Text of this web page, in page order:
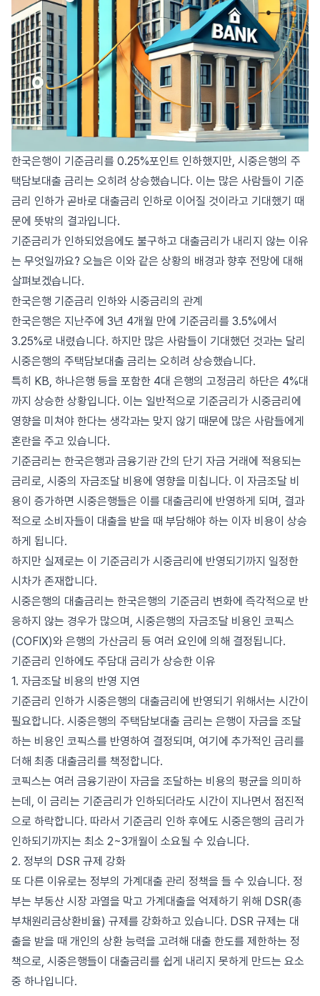
한국은행이 기준금리를 0.25%포인트 인하했지만, 시중은행의 주
택담보대출 금리는 오히려 상승했습니다. 이는 많은 사람들이 기준
금리 인하가 곧바로 대출금리 인하로 이어질 것이라고 기대했기 때
문에 뜻밖의 결과입니다.
기준금리가 인하되었음에도 불구하고 대출금리가 내리지 않는 이유
는 무엇일까요? 오늘은 이와 같은 상황의 배경과 향후 전망에 대해
살펴보겠습니다.
한국은행 기준금리 인하와 시중금리의 관계
한국은행은 지난주에 3년 4개월 만에 기준금리를 3.5%에서
3.25%로 내렸습니다. 하지만 많은 사람들이 기대했던 것과는 달리
시중은행의 주택담보대출 금리는 오히려 상승했습니다.
특히 KB, 하나은행 등을 포함한 4대 은행의 고정금리 하단은 4%대
까지 상승한 상황입니다. 이는 일반적으로 기준금리가 시중금리에
영향을 미쳐야 한다는 생각과는 맞지 않기 때문에 많은 사람들에게
혼란을 주고 있습니다.
기준금리는 한국은행과 금융기관 간의 단기 자금 거래에 적용되는
금리로, 시중의 자금조달 비용에 영향을 미칩니다. 이 자금조달 비
용이 증가하면 시중은행들은 이를 대출금리에 반영하게 되며, 결과
적으로 소비자들이 대출을 받을 때 부담해야 하는 이자 비용이 상승
하게 됩니다.
하지만 실제로는 이 기준금리가 시중금리에 반영되기까지 일정한
시차가 존재합니다.
시중은행의 대출금리는 한국은행의 기준금리 변화에 즉각적으로 반
응하지 않는 경우가 많으며, 시중은행의 자금조달 비용인 코픽스
(COFIX)와 은행의 가산금리 등 여러 요인에 의해 결정됩니다.
기준금리 인하에도 주담대 금리가 상승한 이유
1. 자금조달 비용의 반영 지연
기준금리 인하가 시중은행의 대출금리에 반영되기 위해서는 시간이
필요합니다. 시중은행의 주택담보대출 금리는 은행이 자금을 조달
하는 비용인 코픽스를 반영하여 결정되며, 여기에 추가적인 금리를
더해 최종 대출금리를 책정합니다.
코픽스는 여러 금융기관이 자금을 조달하는 비용의 평균을 의미하
는데, 이 금리는 기준금리가 인하되더라도 시간이 지나면서 점진적
으로 하락합니다. 따라서 기준금리 인하 후에도 시중은행의 금리가
인하되기까지는 최소 2~3개월이 소요될 수 있습니다.
2. 정부의 DSR 규제 강화
또 다른 이유로는 정부의 가계대출 관리 정책을 들 수 있습니다. 정
부는 부동산 시장 과열을 막고 가계대출을 억제하기 위해 DSR(총
부채원리금상환비율) 규제를 강화하고 있습니다. DSR 규제는 대
출을 받을 때 개인의 상환 능력을 고려해 대출 한도를 제한하는 정
책으로, 시중은행들이 대출금리를 쉽게 내리지 못하게 만드는 요소
중 하나입니다.